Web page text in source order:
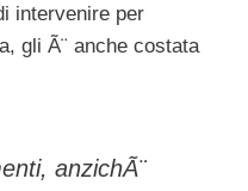
intervenire per
gli Ã¨ anche costata
anzichÃ¨